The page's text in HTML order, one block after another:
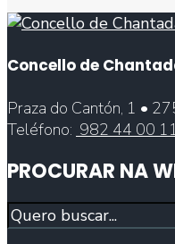
Concello de
Praza do Cantón, 1 •
Teléfono: 982 44 00
PROCURAR NA
Procurar